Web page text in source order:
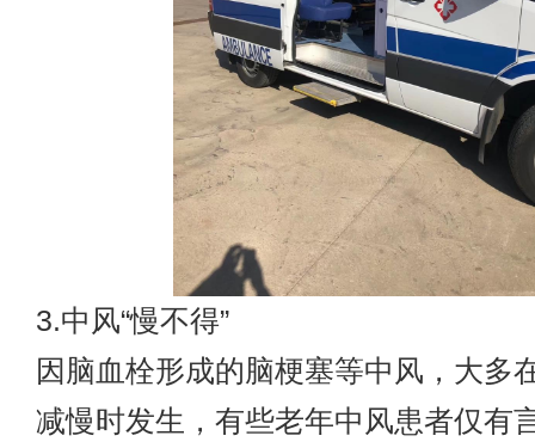
3.中风“慢不得”
因脑血栓形成的脑梗塞等中风，大多
减慢时发生，有些老年中风患者仅有